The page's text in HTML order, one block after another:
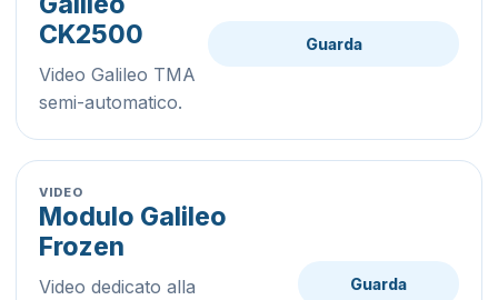
CK2500
Video Galileo TMA
semi-automatico.
Guarda
VIDEO
Modulo Galileo
Frozen
Video dedicato alla
Guarda